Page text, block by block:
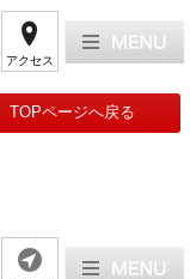
アクセス
TOPページへ戻る